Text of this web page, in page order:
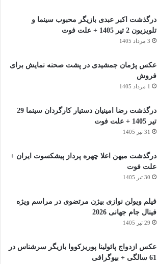
درگذشت اکبر عبدی بازیگر محبوب سینما و
تلویزیون 2 تیر 1405 + علت فوت
3 مرداد 1405
عکس پژمان جمشیدی در پشت صحنه نمایش برای
فروش
1 مرداد 1405
درگذشت رضا امینیان دستیار کارگردان سینما 29
تیر 1405 + علت فوت
31 تیر 1405
درگذشت میهن اعلا چهره پرداز پیشکسوت ایران +
علت فوت
30 تیر 1405
فیلم ویولن نوازی بیژن مرتضوی در مراسم ویژه
فینال جام جهانی 2026
29 تیر 1405
عکس ازدواج پائولینا پوریزکووا بازیگر سرشناس در
61 سالگی + بیوگرافی